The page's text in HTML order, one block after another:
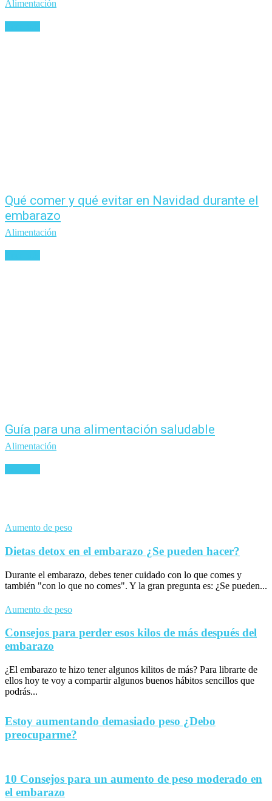
Alimentación
Qué comer y qué evitar en Navidad durante el
embarazo
Alimentación
Guía para una alimentación saludable
Alimentación
Aumento de peso
Dietas detox en el embarazo ¿Se pueden hacer?
Durante el embarazo, debes tener cuidado con lo que comes y
también "con lo que no comes". Y la gran pregunta es: ¿Se pueden...
Aumento de peso
Consejos para perder esos kilos de más después del
embarazo
¿El embarazo te hizo tener algunos kilitos de más? Para librarte de
ellos hoy te voy a compartir algunos buenos hábitos sencillos que
podrás...
Estoy aumentando demasiado peso ¿Debo
preocuparme?
10 Consejos para un aumento de peso moderado en
el embarazo